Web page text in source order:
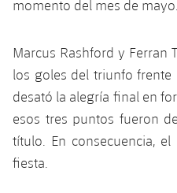
Palau Blaugrana
Estadi Johan Cruyff
Barça Cafe
SUB10 A
SUB10 B
SUB9 A
Resultados
Clasificación
Jugadores
Fotos
Cadete A
Cadete B
Infantil A
Infantil B
Actualidad
Calendario
Entradas
Actualidad
Calendario
Resultados
Base
plusicon
más
Actualidad
Juvenil
PLUSICON
MÁS
Primer equipo
momento del mes de mayo.
Marcus Rashford y Ferran
los goles del triunfo
desató la alegría final en
esos tres puntos fueron
título. En consecuencia,
fiesta.